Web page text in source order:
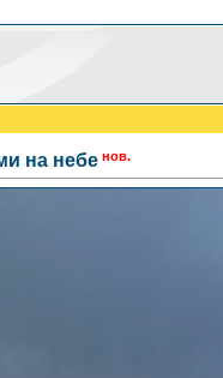
на небе нов.